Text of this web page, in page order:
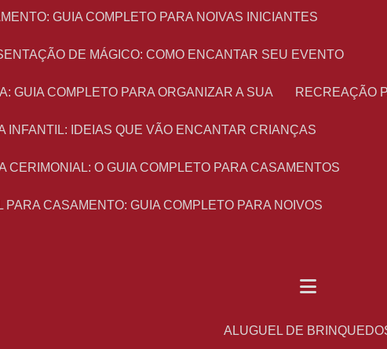
GUIA COMPLETO PARA NOIVAS INICIANTES
DE MÁGICO: COMO ENCANTAR SEU EVENTO
GUIA COMPLETO PARA ORGANIZAR A SUA
INFANTIL: IDEIAS QUE VÃO ENCANTAR CRIANÇAS
CERIMONIAL: O GUIA COMPLETO PARA CASAMENTOS
PARA CASAMENTO: GUIA COMPLETO PARA NOIVOS
ALUGUEL DE